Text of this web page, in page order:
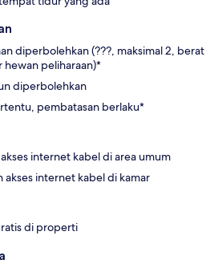
diperbolehkan (???, maksimal 2, berat
hewan peliharaan)*
diperbolehkan
pembatasan berlaku*
internet kabel di area umum
akses internet kabel di kamar
di properti